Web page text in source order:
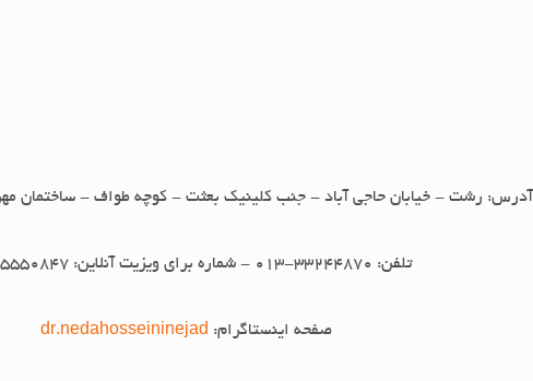
آدرس: رشت - خیابان حاجی آباد - جنب کلینیک بعثت - کوچه طواف - ساختمان
تلفن: 33244870-013 - شماره برای ویزیت آنلاین: 09025550847
صفحه اینستاگرام: dr.nedahosseininejad